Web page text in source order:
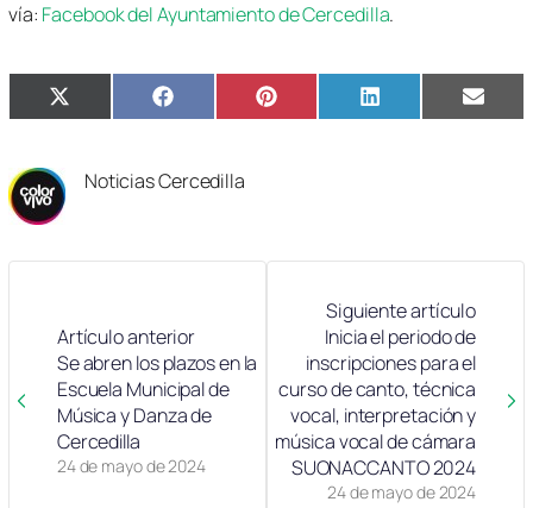
vía: Facebook del Ayuntamiento de Cercedilla.
Compartir
en
X
(Twitter)
Compartir
en
Facebook Compartir
en
Pinterest Compartir
en
LinkedIn
en
Email
Noticias Cercedilla
Artículo anterior
24 de mayo de 2024
Se abren los plazos en la
Escuela Municipal de
Música y Danza de
Cercedilla
Siguiente artículo
24 de mayo de 2024
Inicia el periodo de
inscripciones para el
curso de canto, técnica
vocal, interpretación y
música vocal de cámara
SUONACCANTO 2024